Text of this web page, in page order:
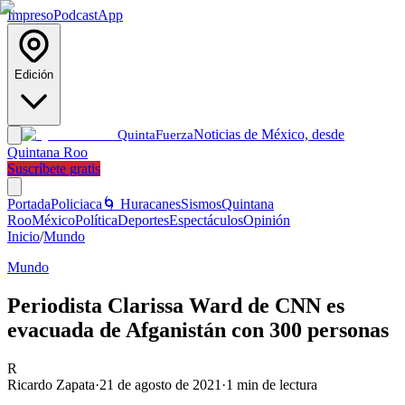
ImpresoPodcastApp
Edición
QuintaFuerzaNoticias de México, desde
Quintana Roo
Suscríbete gratis
PortadaPoliciaca 🌀 HuracanesSismosQuintana
RooMéxicoPolíticaDeportesEspectáculosOpinión
Inicio/Mundo
Mundo
Periodista Clarissa Ward de CNN es
evacuada de Afganistán con 300 personas
R
Ricardo Zapata·21 de agosto de 2021 ·1 min de lectura